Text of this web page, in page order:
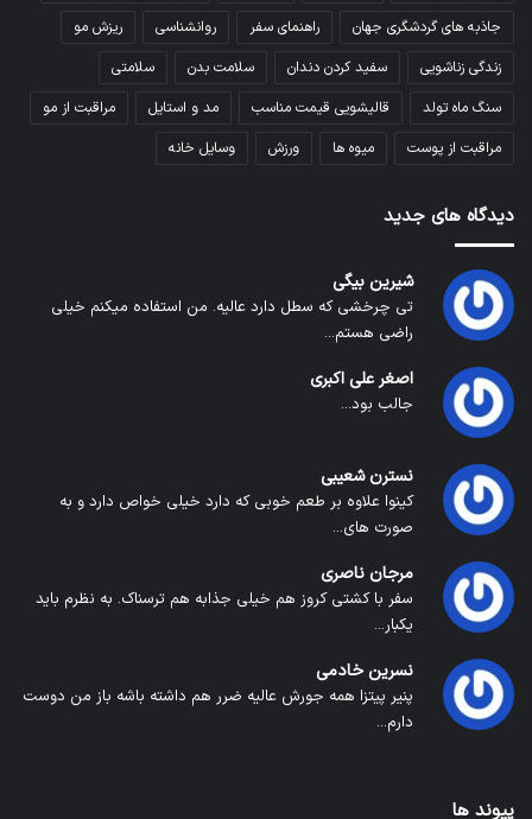
جاذبه های گردشگری جهان
راهنمای سفر روانشناسی
ریزش مو
زندگی زناشویی
سفید کردن دندان سلامت بدن
سلامتی
سنگ ماه تولد
قالیشویی قیمت مناسب مد و استایل
مراقبت از مو
مراقبت از پوست
میوه ها ورزش وسایل خانه
دیدگاه های جدید
شیرین بیگی
تی چرخشی که سطل دارد عالیه. من استفاده میکنم خیلی
راضی هستم...
اصغر علی اکبری
جالب بود...
نسترن شعیبی
کینوا علاوه بر طعم خوبی که دارد خیلی خواص دارد و به
صورت های...
مرجان ناصری
سفر با کشتی کروز هم خیلی جذابه هم ترسناک. به نظرم باید
یکبار...
نسرین خادمی
پنیر پیتزا همه جورش عالیه ضرر هم داشته باشه باز من دوست
دارم...
پیوند ها